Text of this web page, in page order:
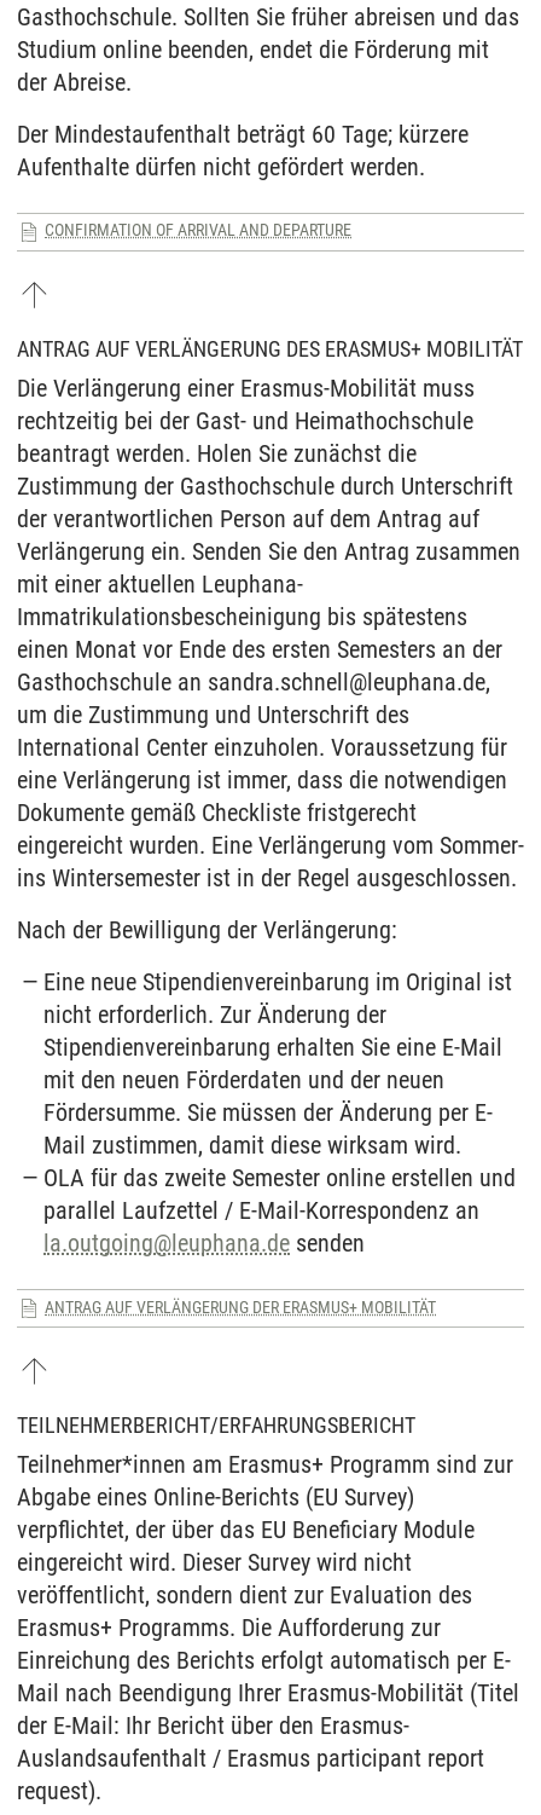
Gasthochschule. Sollten Sie früher abreisen und das
Studium online beenden, endet die Förderung mit
der Abreise.
Der Mindestaufenthalt beträgt 60 Tage; kürzere
Aufenthalte dürfen nicht gefördert werden.
CONFIRMATION OF ARRIVAL AND DEPARTURE
ANTRAG AUF VERLÄNGERUNG DES ERASMUS+ MOBILITÄT
Die Verlängerung einer Erasmus-Mobilität muss
rechtzeitig bei der Gast- und Heimathochschule
beantragt werden. Holen Sie zunächst die
Zustimmung der Gasthochschule durch Unterschrift
der verantwortlichen Person auf dem Antrag auf
Verlängerung ein. Senden Sie den Antrag zusammen
mit einer aktuellen Leuphana-
Immatrikulationsbescheinigung bis spätestens
einen Monat vor Ende des ersten Semesters an der
Gasthochschule an sandra.schnell@leuphana.de,
um die Zustimmung und Unterschrift des
International Center einzuholen. Voraussetzung für
eine Verlängerung ist immer, dass die notwendigen
Dokumente gemäß Checkliste fristgerecht
eingereicht wurden. Eine Verlängerung vom Sommer-
ins Wintersemester ist in der Regel ausgeschlossen.
Nach der Bewilligung der Verlängerung:
Eine neue Stipendienvereinbarung im Original ist
nicht erforderlich. Zur Änderung der
Stipendienvereinbarung erhalten Sie eine E-Mail
mit den neuen Förderdaten und der neuen
Fördersumme. Sie müssen der Änderung per E-
Mail zustimmen, damit diese wirksam wird.
OLA für das zweite Semester online erstellen und
parallel Laufzettel / E-Mail-Korrespondenz an
la.outgoing@leuphana.de senden
ANTRAG AUF VERLÄNGERUNG DER ERASMUS+ MOBILITÄT
TEILNEHMERBERICHT/ERFAHRUNGSBERICHT
Teilnehmer*innen am Erasmus+ Programm sind zur
Abgabe eines Online-Berichts (EU Survey)
verpflichtet, der über das EU Beneficiary Module
eingereicht wird. Dieser Survey wird nicht
veröffentlicht, sondern dient zur Evaluation des
Erasmus+ Programms. Die Aufforderung zur
Einreichung des Berichts erfolgt automatisch per E-
Mail nach Beendigung Ihrer Erasmus-Mobilität (Titel
der E-Mail: Ihr Bericht über den Erasmus-
Auslandsaufenthalt / Erasmus participant report
request).